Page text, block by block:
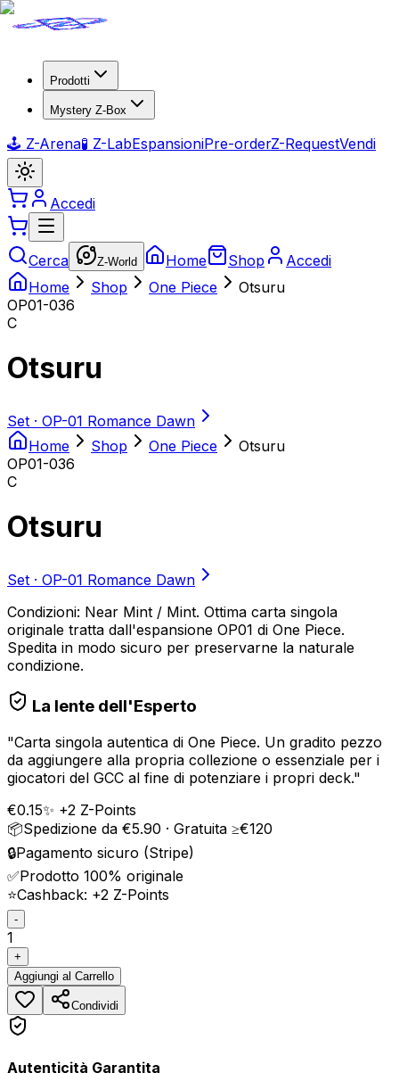
Prodotti
Mystery Z-Box
🕹️ Z-Arena🧪 Z-LabEspansioniPre-orderZ-RequestVendi
Accedi
Cerca Z-World Home Shop
Accedi
Home
Shop One Piece
Otsuru
OP01-036
C
Otsuru
Set · OP-01 Romance Dawn
Home
Shop One Piece
Otsuru
OP01-036
C
Otsuru
Set · OP-01 Romance Dawn
Condizioni: Near Mint / Mint. Ottima carta singola
originale tratta dall'espansione OP01 di One Piece.
Spedita in modo sicuro per preservarne la naturale
condizione.
La lente dell'Esperto
"Carta singola autentica di One Piece. Un gradito pezzo
da aggiungere alla propria collezione o essenziale per i
giocatori del GCC al fine di potenziare i propri deck."
€0.15✨ +2 Z-Points
📦Spedizione da €5.90 · Gratuita ≥€120
🔒Pagamento sicuro (Stripe)
✅Prodotto 100% originale
⭐Cashback: +2 Z-Points
-
1
+
Aggiungi al Carrello
Condividi
Autenticità Garantita